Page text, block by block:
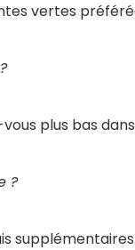
vertes
plus bas
?